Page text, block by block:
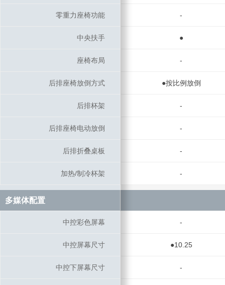
零重力座椅功能 -
中央扶手 ●
座椅布局 -
后排座椅放倒方式 ●按比例放倒
后排杯架 -
后排座椅电动放倒 -
后排折叠桌板 -
加热/制冷杯架 -
多媒体配置
中控彩色屏幕 -
中控屏幕尺寸 ●10.25
中控下屏幕尺寸 -
零重力座椅功能
中央扶手
座椅布局
后排座椅放倒方式
后排杯架
后排座椅电动放倒
后排折叠桌板
加热/制冷杯架
多媒体配置
中控彩色屏幕
中控屏幕尺寸
中控下屏幕尺寸